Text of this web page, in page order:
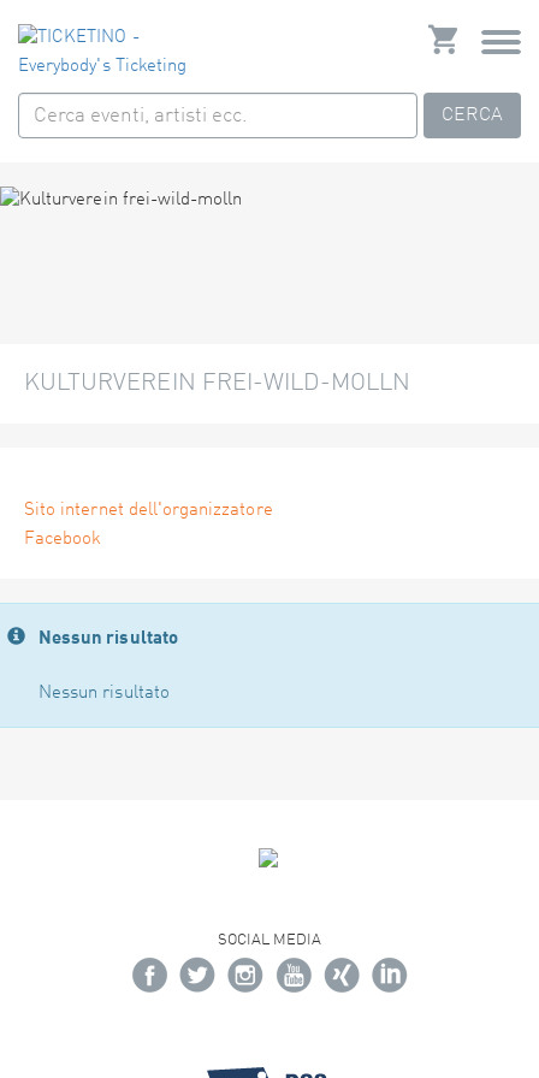
CERCA
KULTURVEREIN FREI-WILD-MOLLN
Sito internet dell'organizzatore
Facebook
Nessun risultato
Nessun risultato
SOCIAL MEDIA